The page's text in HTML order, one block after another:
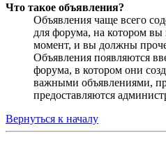
Что такое объявления?
Объявления чаще всего
для форума, на котором вы
момент, и вы должны
Объявления появляются
форума, в котором они
важными объявлениями,
предоставляются
Вернуться к началу